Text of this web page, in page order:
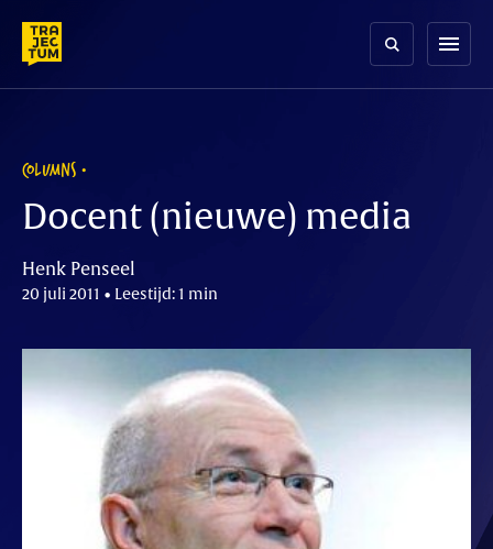
content
menu
COLUMNS
Docent (nieuwe) media
Henk Penseel
20 juli 2011 • Leestijd: 1 min